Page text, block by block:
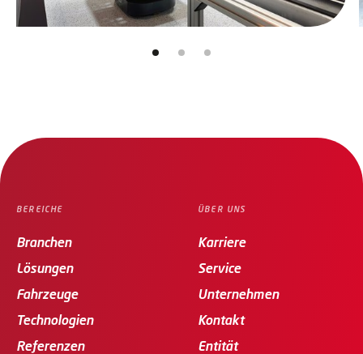
BEREICHE
Branchen
Lösungen
Fahrzeuge
Technologien
Referenzen
ÜBER UNS
Karriere
Service
Unternehmen
Kontakt
Entität